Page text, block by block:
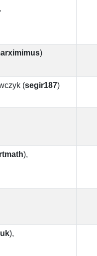
,
)
(segir187)
),
),